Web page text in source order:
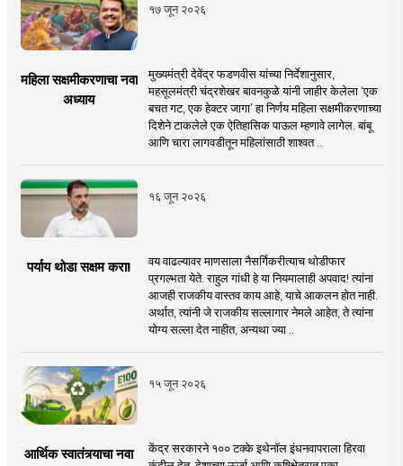
१७ जून २०२६
महिला सक्षमीकरणाचा नवा
अध्याय
मुख्यमंत्री देवेंद्र फडणवीस यांच्या निर्देशानुसार,
महसूलमंत्री चंद्रशेखर बावनकुळे यांनी जाहीर केलेला ‘एक
बचत गट, एक हेक्टर जागा’ हा निर्णय महिला सक्षमीकरणाच्या
दिशेने टाकलेले एक ऐतिहासिक पाऊल म्हणावे लागेल. बांबू
आणि चारा लागवडीतून महिलांसाठी शाश्वत ..
१६ जून २०२६
पर्याय थोडा सक्षम करा!
वय वाढल्यावर माणसाला नैसर्गिकरीत्याच थोडीफार
प्रगल्भता येते. राहुल गांधी हे या नियमालाही अपवाद! त्यांना
आजही राजकीय वास्तव काय आहे, याचे आकलन होत नाही.
अर्थात, त्यांनी जे राजकीय सल्लागार नेमले आहेत, ते त्यांना
योग्य सल्ला देत नाहीत, अन्यथा ज्या ..
१५ जून २०२६
आर्थिक स्वातंत्र्याचा नवा
केंद्र सरकारने १०० टक्के इथेनॉल इंधनवापराला हिरवा